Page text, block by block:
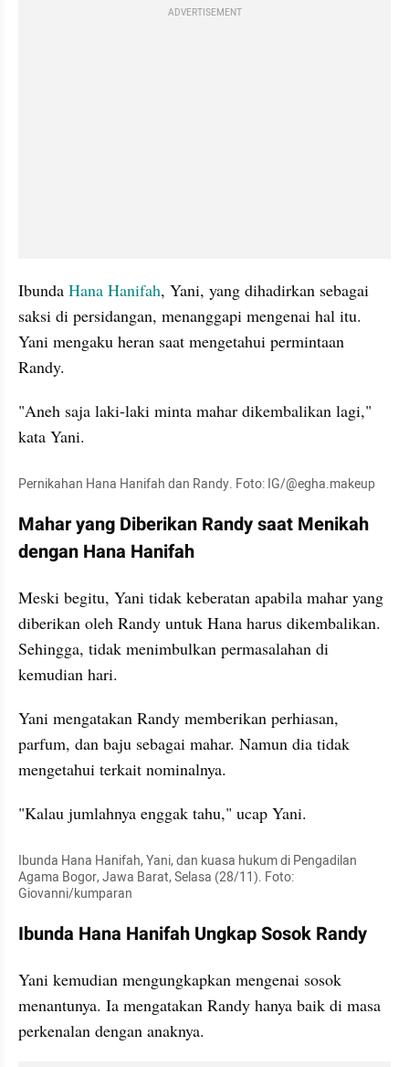
ADVERTISEMENT
Ibunda Hana Hanifah, Yani, yang dihadirkan sebagai
saksi di persidangan, menanggapi mengenai hal itu.
Yani mengaku heran saat mengetahui permintaan
Randy.
"Aneh saja laki-laki minta mahar dikembalikan lagi,"
kata Yani.
Pernikahan Hana Hanifah dan Randy. Foto: IG/@egha.makeup
Mahar yang Diberikan Randy saat Menikah
dengan Hana Hanifah
Meski begitu, Yani tidak keberatan apabila mahar yang
diberikan oleh Randy untuk Hana harus dikembalikan.
Sehingga, tidak menimbulkan permasalahan di
kemudian hari.
Yani mengatakan Randy memberikan perhiasan,
parfum, dan baju sebagai mahar. Namun dia tidak
mengetahui terkait nominalnya.
"Kalau jumlahnya enggak tahu," ucap Yani.
Ibunda Hana Hanifah, Yani, dan kuasa hukum di Pengadilan
Agama Bogor, Jawa Barat, Selasa (28/11). Foto:
Giovanni/kumparan
Ibunda Hana Hanifah Ungkap Sosok Randy
Yani kemudian mengungkapkan mengenai sosok
menantunya. Ia mengatakan Randy hanya baik di masa
perkenalan dengan anaknya.